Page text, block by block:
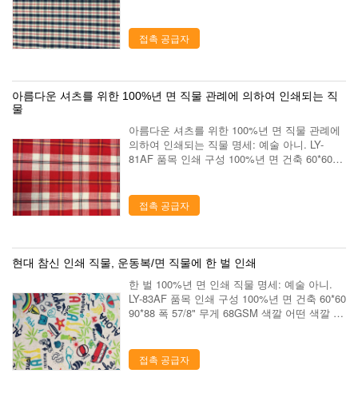
좋습니...
접촉 공급자
아름다운 셔츠를 위한 100%년 면 직물 관례에 의하여 인쇄되는 직
물
아름다운 셔츠를 위한 100%년 면 직물 관례에
의하여 인쇄되는 직물 명세: 예술 아니. LY-
81AF 품목 인쇄 구성 100%년 면 건축 60*60
인을 개발하십시...
접촉 공급자
현대 참신 인쇄 직물, 운동복/면 직물에 한 벌 인쇄
한 벌 100%년 면 인쇄 직물 명세: 예술 아니.
LY-83AF 품목 인쇄 구성 100%년 면 건축 60*60
90*88 폭 57/8" 무게 68GSM 색깔 어떤 색깔 디
는 배달...
접촉 공급자